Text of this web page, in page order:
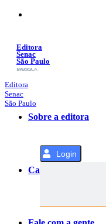
Conteúdo
Editora
Senac
São Paulo
SACOLA
MENU
Editora
Senac
São Paulo
Sobre a editora
Categorias
Login